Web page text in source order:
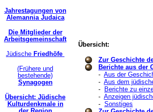
Jahrestagungen von
Alemannia Judaica
Die Mitglieder der
Arbeitsgemeinschaft
Jüdische Friedhöfe
(Frühere und
bestehende)
Synagogen
Übersicht: Jüdische
Kulturdenkmale in
Übersicht:
Zur Geschichte
Berichte aus der
- Aus der
- Aus dem
-
Berichte zu
- Anzeigen
- Sonstiges